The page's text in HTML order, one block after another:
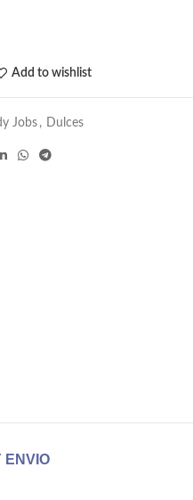
Add to wishlist
Jobs , Dulces
ENVIO